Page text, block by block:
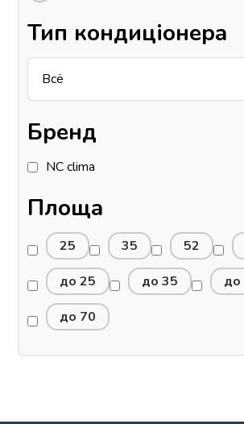
Тип кондиціонера
Бренд
NC clima
Площа
25 35 52
до 25
до 35
до
до 70